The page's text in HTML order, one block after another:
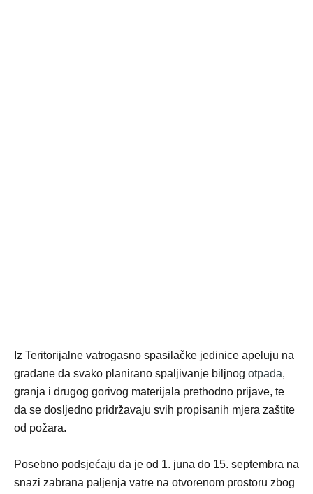
Iz Teritorijalne vatrogasno spasilačke jedinice apeluju na
građane da svako planirano spaljivanje biljnog otpada,
granja i drugog gorivog materijala prethodno prijave, te
da se dosljedno pridržavaju svih propisanih mjera zaštite
od požara.
Posebno podsjećaju da je od 1. juna do 15. septembra na
snazi zabrana paljenja vatre na otvorenom prostoru zbog